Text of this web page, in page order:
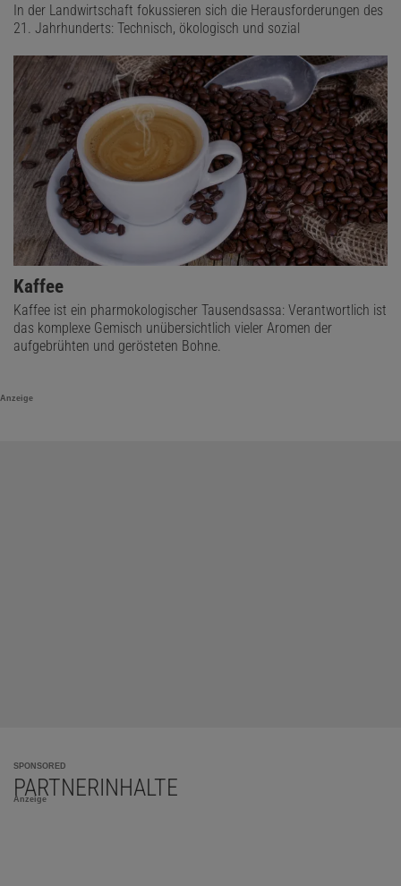
In der Landwirtschaft fokussieren sich die Herausforderungen des
21. Jahrhunderts: Technisch, ökologisch und sozial
Kaffee
Kaffee ist ein pharmokologischer Tausendsassa: Verantwortlich ist
das komplexe Gemisch unübersichtlich vieler Aromen der
aufgebrühten und gerösteten Bohne.
Anzeige
SPONSORED
PARTNERINHALTE
Anzeige